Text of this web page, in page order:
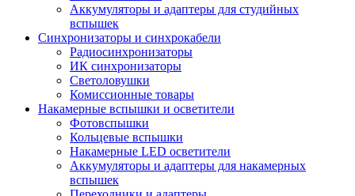
Аккумуляторы и адаптеры для студийных
вспышек
Синхронизаторы и синхрокабели
Радиосинхронизаторы
ИК синхронизаторы
Светоловушки
Комиссионные товары
Накамерные вспышки и осветители
Фотовспышки
Кольцевые вспышки
Накамерные LED осветители
Аккумуляторы и адаптеры для накамерных
вспышек